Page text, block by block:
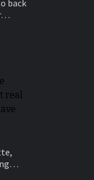
back
real